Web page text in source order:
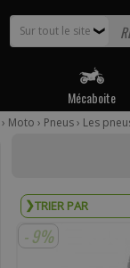
❯
Sur tout le site
Mécaboite
› Moto › Pneus› Les
- 9%
Pour